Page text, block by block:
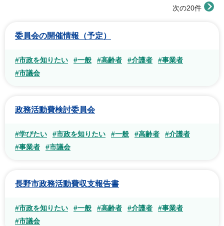
次の20件
委員会の開催情報（予定）
#市政を知りたい #一般 #高齢者 #介護者
#事業者
#市議会
政務活動費検討委員会
#学びたい #市政を知りたい #一般 #高齢者
#介護者
#事業者
#市議会
長野市政務活動費収支報告書
#市政を知りたい #一般 #高齢者 #介護者
#事業者
#市議会